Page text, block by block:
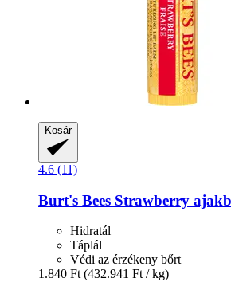
Kosár
4.6 (11)
Burt's Bees Strawberry
Hidratál
Táplál
Védi az érzékeny bőrt
1.840 Ft (432.941 Ft / kg)